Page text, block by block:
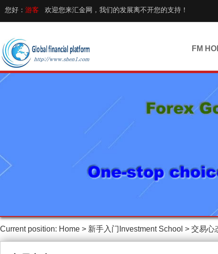
您好： 游客 欢迎您来汇金网，我们的发展离不开您的支持！
FM
Current position: Home > 新手入门Investment School > 交易心